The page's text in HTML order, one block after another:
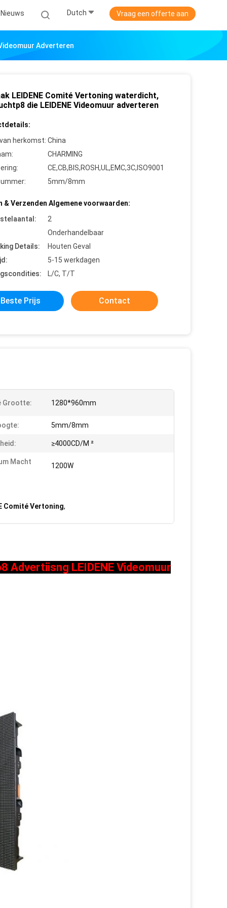
Nieuws Dutch Vraag een offerte aan
Adverteren
LEIDENE Comité Vertoning waterdicht,
die LEIDENE Videomuur adverteren
herkomst: China
CHARMING
CE,CB,BIS,ROSH,UL,EMC,3C,ISO9001
5mm/8mm
& Verzenden Algemene voorwaarden:
2
Onderhandelbaar
Details:
Houten Geval
5-15 werkdagen
L/C, T/T
Beste Prijs Contact
Grootte: 1280*960mm
5mm/8mm
≥4000CD/M ²
Macht 1200W
Comité Vertoning,
Advertiisng LEIDENE Videomuur